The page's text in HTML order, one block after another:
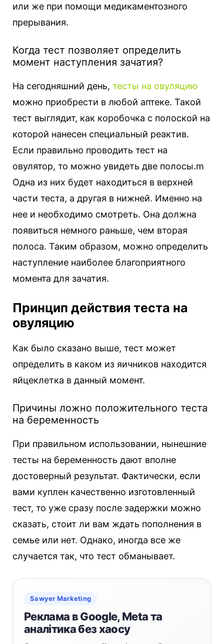
или же при помощи медикаментозного
прерывания.
Когда тест позволяет определить
момент наступления зачатия?
На сегодняшний день, тесты на овуляцию
можно приобрести в любой аптеке. Такой
тест выглядит, как коробочка с полоской на
которой нанесен специальный реактив.
Если правильно проводить тест на
овулятор, то можно увидеть две полосы.m
Одна из них будет находиться в верхней
части теста, а другая в нижней. Именно на
нее и необходимо смотреть. Она должна
появиться немного раньше, чем вторая
полоса. Таким образом, можно определить
наступление наиболее благоприятного
момента для зачатия.
Принцип действия теста на
овуляцию
Как было сказано выше, тест может
определить в каком из яичников находится
яйцеклетка в данный момент.
Причины ложно положительного теста
на беременность
При правильном использовании, нынешние
тесты на беременность дают вполне
достоверный результат. Фактически, если
вами куплен качественно изготовленный
тест, то уже сразу после задержки можно
сказать, стоит ли вам ждать пополнения в
семье или нет. Однако, иногда все же
случается так, что тест обманывает.
Sawyer Marketing
Реклама в Google, Meta та
аналітика без хаосу